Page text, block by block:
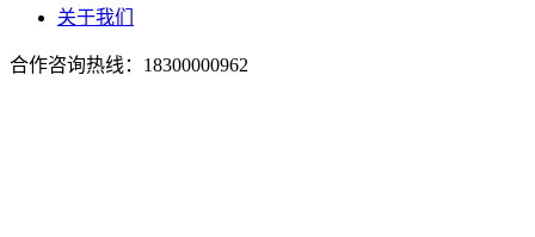
关于我们
合作咨询热线： 18300000962